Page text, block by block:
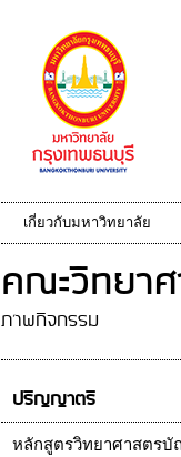
เกี่ยวกับมหาวิทยาลัย
คณะวิทยาศ
ภาพกิจกรรม
ปริญญาตรี
หลักสูตรวิทยาศาสตร